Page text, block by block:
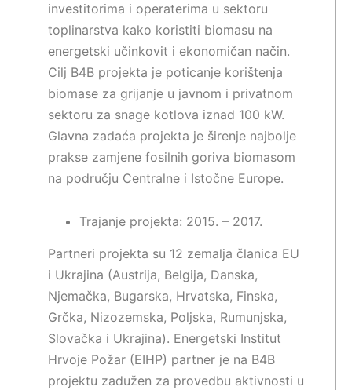
investitorima i operaterima u sektoru
toplinarstva kako koristiti biomasu na
energetski učinkovit i ekonomičan način.
Cilj B4B projekta je poticanje korištenja
biomase za grijanje u javnom i privatnom
sektoru za snage kotlova iznad 100 kW.
Glavna zadaća projekta je širenje najbolje
prakse zamjene fosilnih goriva biomasom
na području Centralne i Istočne Europe.
Trajanje projekta: 2015. – 2017.
Partneri projekta su 12 zemalja članica EU
i Ukrajina (Austrija, Belgija, Danska,
Njemačka, Bugarska, Hrvatska, Finska,
Grčka, Nizozemska, Poljska, Rumunjska,
Slovačka i Ukrajina). Energetski Institut
Hrvoje Požar (EIHP) partner je na B4B
projektu zadužen za provedbu aktivnosti u